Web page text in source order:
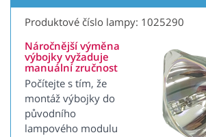
Produktové číslo lampy: 1025290
Náročnější výměna
výbojky vyžaduje
manuální zručnost
Počítejte s tím, že
montáž výbojky do
původního
lampového modulu